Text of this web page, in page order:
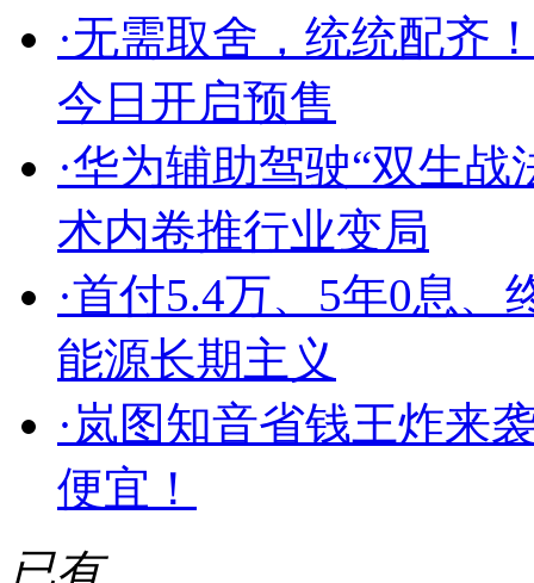
·无需取舍，统统配齐
今日开启预售
·华为辅助驾驶“双生战
术内卷推行业变局
·首付5.4万、5年0息、
能源长期主义
·岚图知音省钱王炸来
便宜！
已有